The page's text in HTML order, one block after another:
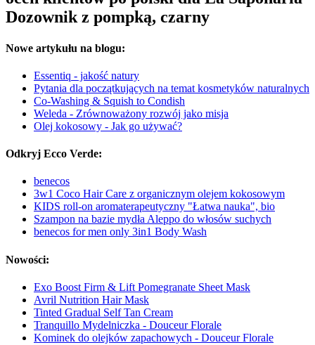
Dozownik z pompką, czarny
Nowe artykułu na blogu:
Essentiq - jakość natury
Pytania dla początkujących na temat kosmetyków naturalnych
Co-Washing & Squish to Condish
Weleda - Zrównoważony rozwój jako misja
Olej kokosowy - Jak go używać?
Odkryj Ecco Verde:
benecos
3w1 Coco Hair Care z organicznym olejem kokosowym
KIDS roll-on aromaterapeutyczny "Łatwa nauka", bio
Szampon na bazie mydła Aleppo do włosów suchych
benecos for men only 3in1 Body Wash
Nowości:
Exo Boost Firm & Lift Pomegranate Sheet Mask
Avril Nutrition Hair Mask
Tinted Gradual Self Tan Cream
Tranquillo Mydelniczka - Douceur Florale
Kominek do olejków zapachowych - Douceur Florale